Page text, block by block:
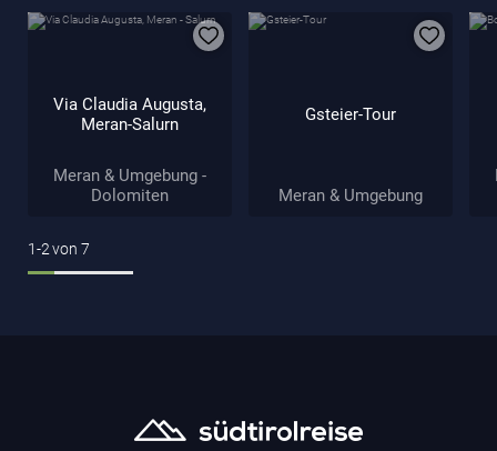
Via Claudia Augusta,
Meran-Salurn
Meran & Umgebung -
Dolomiten
Gsteier-Tour
Meran & Umgebung
1-2von 7